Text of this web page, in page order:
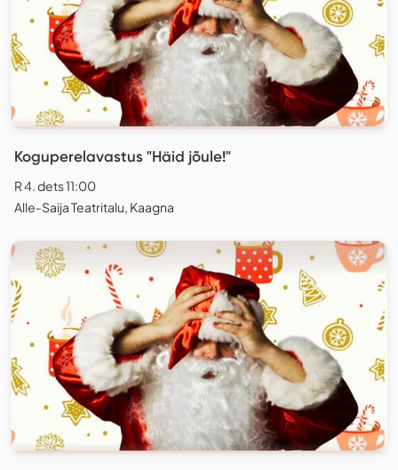
Koguperelavastus "Häid jõule!"
R 4. dets 11:00
Alle-Saija Teatritalu, Kaagna